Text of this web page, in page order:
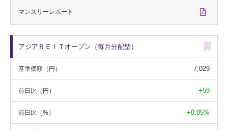
マンスリーレポート
アジアＲＥＩＴオープン（毎月分配型）
基準価額 （円） 7,029
前日比 （円） +59
前日比 （%） +0.85%